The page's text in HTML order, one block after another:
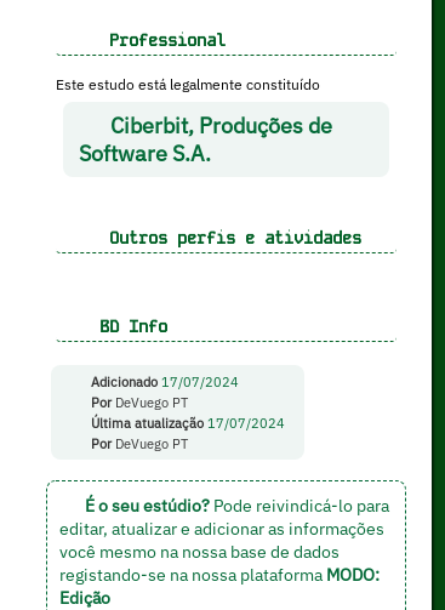
Professional
Este estudo está legalmente constituído
Ciberbit, Produções de
Software S.A.
Outros perfis e atividades
BD Info
Adicionado 17/07/2024
PorDeVuego PT
Última atualização 17/07/2024
PorDeVuego PT
É o seu estúdio?Pode reivindicá-lo para
editar, atualizar e adicionar as informações
você mesmo na nossa base de dados
registando-se na nossa plataforma MODO:
Edição